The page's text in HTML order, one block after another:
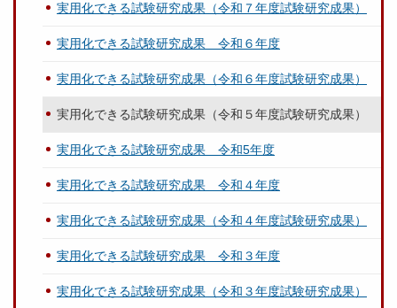
実用化できる試験研究成果（令和７年度試験研究成果）
実用化できる試験研究成果 令和６年度
実用化できる試験研究成果（令和６年度試験研究成果）
実用化できる試験研究成果（令和５年度試験研究成果）
実用化できる試験研究成果 令和5年度
実用化できる試験研究成果 令和４年度
実用化できる試験研究成果（令和４年度試験研究成果）
実用化できる試験研究成果 令和３年度
実用化できる試験研究成果（令和３年度試験研究成果）